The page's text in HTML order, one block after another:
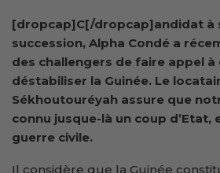
[dropcap]C[/dropcap]andidat à
succession, Alpha Condé a
des challengers de faire appel à
déstabiliser la Guinée. Le
Sékhoutouréyah assure que
connu jusque-là un coup d’Etat,
guerre civile.
Il considère que la Guinée